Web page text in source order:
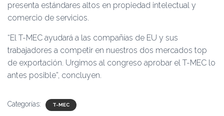
presenta estándares altos en propiedad intelectual y
comercio de servicios.
“El T-MEC ayudará a las compañías de EU y sus
trabajadores a competir en nuestros dos mercados top
de exportación. Urgimos al congreso aprobar el T-MEC lo
antes posible”, concluyen.
Categorías: T-MEC